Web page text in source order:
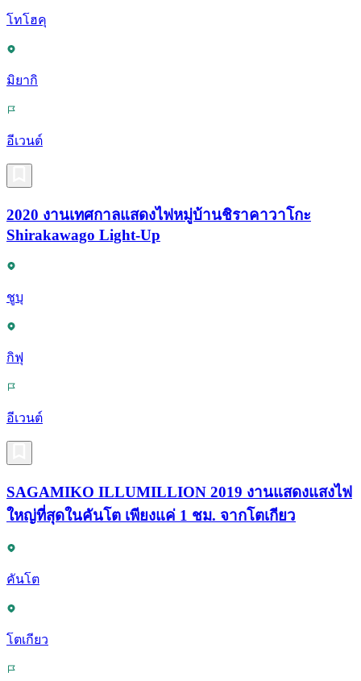
โทโฮคุ
มิยากิ
อีเวนต์
2020 งานเทศกาลแสดงไฟหมู่บ้านชิราคาวาโกะ
Shirakawago Light-Up
ชูบุ
กิฟุ
อีเวนต์
SAGAMIKO ILLUMILLION 2019 งานแสดงแสงไฟ
ใหญ่ที่สุดในคันโต เพียงแค่ 1 ชม. จากโตเกียว
คันโต
โตเกียว